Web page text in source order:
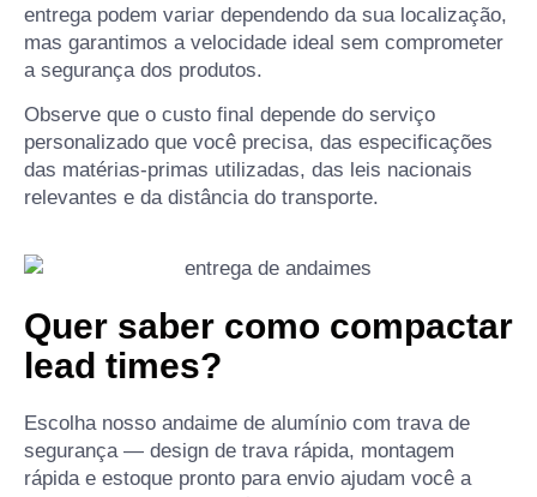
entrega podem variar dependendo da sua localização,
mas garantimos a velocidade ideal sem comprometer
a segurança dos produtos.
Observe que o custo final depende do serviço
personalizado que você precisa, das especificações
das matérias-primas utilizadas, das leis nacionais
relevantes e da distância do transporte.
Quer saber como compactar
lead times?
Escolha nosso andaime de alumínio com trava de
segurança — design de trava rápida, montagem
rápida e estoque pronto para envio ajudam você a